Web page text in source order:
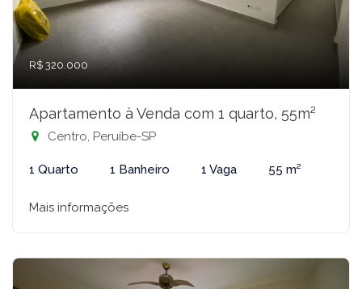
R$ 320.000
Apartamento à Venda com 1 quarto, 55m²
Centro, Peruíbe-SP
1 Quarto 1 Banheiro 1 Vaga 55 m²
Mais informações